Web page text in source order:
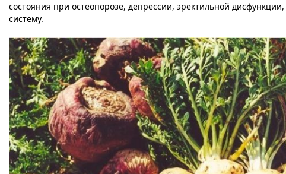
состояния при остеопорозе, депрессии, эректильной
систему.